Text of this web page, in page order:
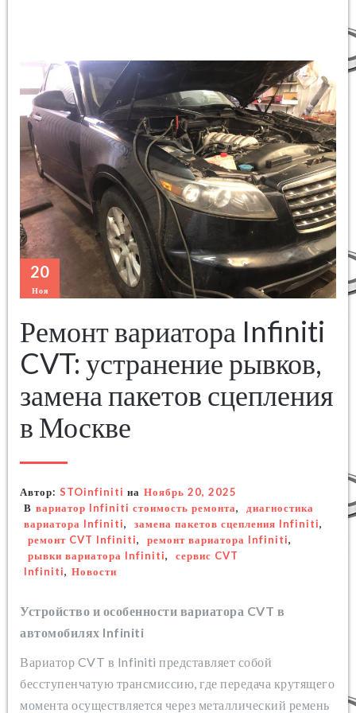
20
Ноя
Ремонт вариатора Infiniti
CVT: устранение рывков,
замена пакетов сцепления
в Москве
Автор: STOinfiniti на Ноябрь 20, 2025
В вариатор Infiniti стоимость ремонта,
диагностика
вариатора Infiniti, замена пакетов сцепления Infiniti,
ремонт CVT Infiniti, ремонт вариатора Infiniti,
рывки вариатора Infiniti,
сервис CVT
Infiniti, Новости
Устройство и особенности вариатора CVT в
автомобилях Infiniti
Вариатор CVT в Infiniti представляет собой
бесступенчатую трансмиссию, где передача крутящего
момента осуществляется через металлический ремень